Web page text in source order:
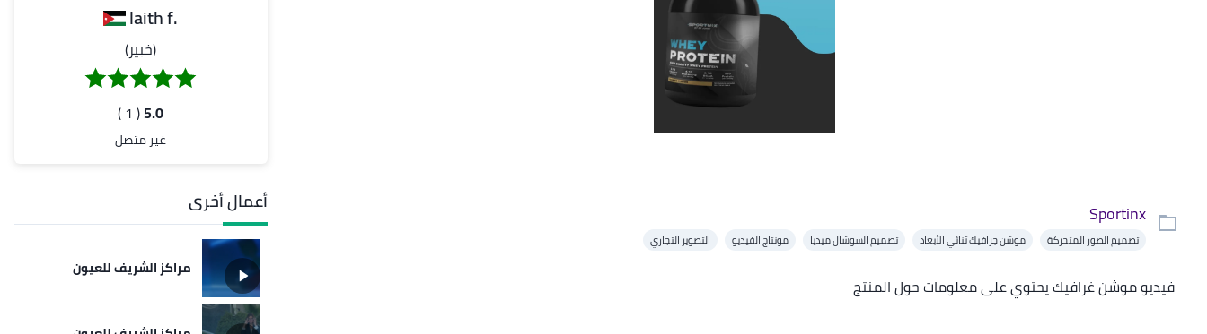
Sportinx
تصميم الصور المتحركة موشن جرافيك ثنائي الأبعاد تصميم السوشال ميديا مونتاج الفيديو التصوير التجاري
فيديو موشن غرافيك يحتوي على معلومات حول المنتج
.laith f
(خبير)
5.0
( 1 )
غير متصل
أعمال أخرى
مراكز الشريف للعيون